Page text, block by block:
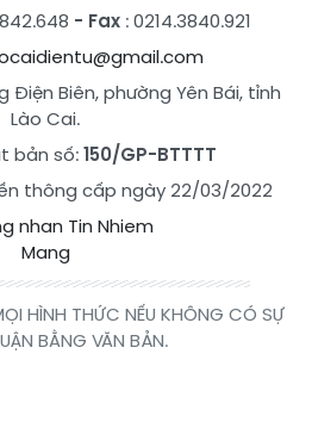
- Fax : 0214.3840.921
Điện Biên, phường Yên Bái, tỉnh
Lào Cai.
bản số:150/GP-BTTTT
thông cấp ngày 22/03/2022
HÌNH THỨC NẾU KHÔNG CÓ SỰ
BẰNG VĂN BẢN.